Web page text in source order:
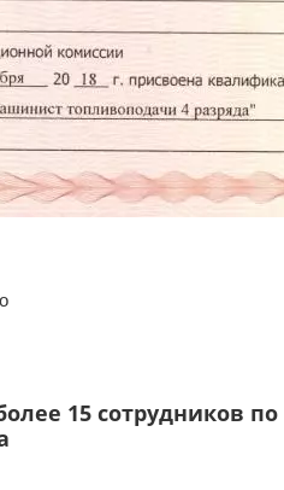
15 сотрудников